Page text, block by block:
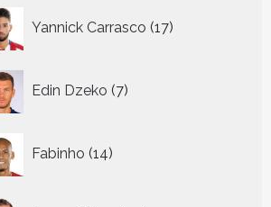
Yannick Carrasco 17
producten
Edin Dzeko 7
producten
Fabinho 14
producten